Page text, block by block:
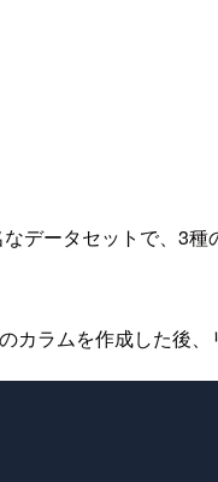
データセットで、3
ラムを作成した後、